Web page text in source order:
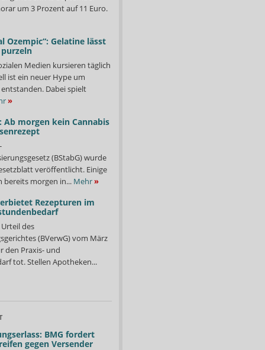
für Gespräche, bei denen es unter anderem um Themen wie
zunehmende Bürokratie und Wirtschaftlichkeit ging.
um 3 Prozent auf 11 Euro.
Ozempic“: Gelatine lässt
Medien kursieren täglich
ist ein neuer Hype um
Dabei spielt
»
Ab morgen kein Cannabis
(BStabG) wurde
veröffentlicht. Einige
bereits morgen in... Mehr»
Rezepturen im
des
(BVerwG) vom März
den Praxis- und
tot. Stellen Apotheken...
BMG fordert
gegen Versender